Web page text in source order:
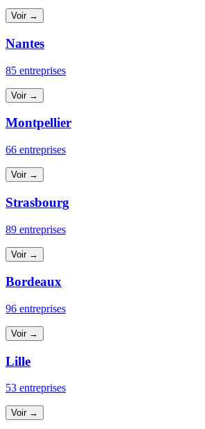
Voir →
Nantes
85 entreprises
Voir →
Montpellier
66 entreprises
Voir →
Strasbourg
89 entreprises
Voir →
Bordeaux
96 entreprises
Voir →
Lille
53 entreprises
Voir →